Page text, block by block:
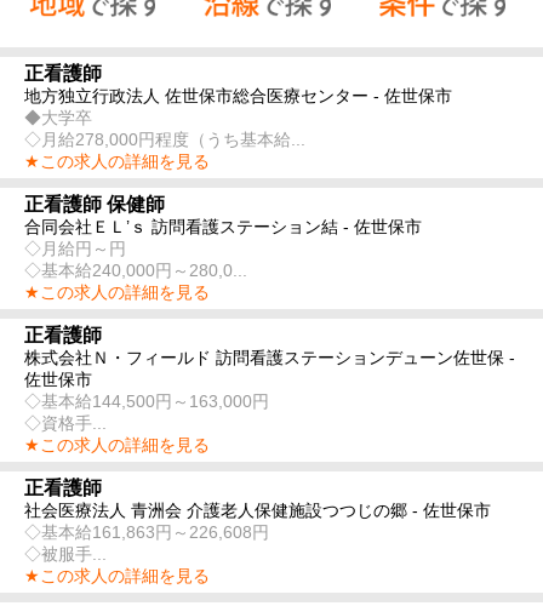
正看護師
地方独立行政法人 佐世保市総合医療センター - 佐世保市
◆大学卒
◇月給278,000円程度（うち基本給...
★この求人の詳細を見る
正看護師 保健師
合同会社ＥＬ’ｓ 訪問看護ステーション結 - 佐世保市
◇月給円～円
◇基本給240,000円～280,0...
★この求人の詳細を見る
正看護師
株式会社Ｎ・フィールド 訪問看護ステーションデューン佐世保 -
佐世保市
◇基本給144,500円～163,000円
◇資格手...
★この求人の詳細を見る
正看護師
社会医療法人 青洲会 介護老人保健施設つつじの郷 - 佐世保市
◇基本給161,863円～226,608円
◇被服手...
★この求人の詳細を見る